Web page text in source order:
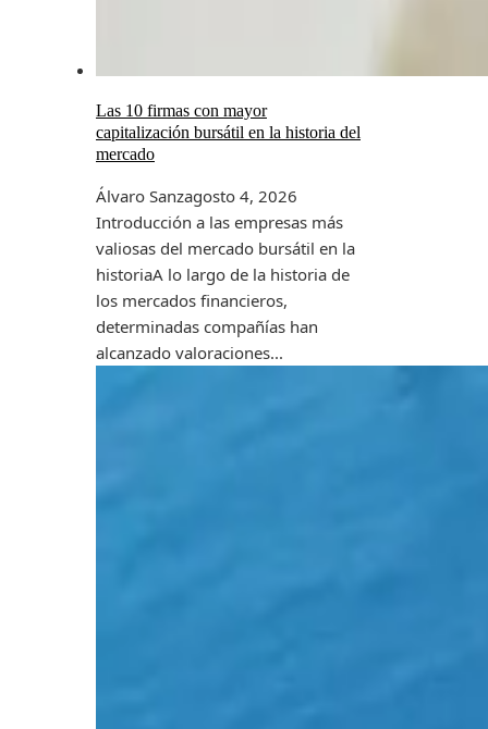
Las 10 firmas con mayor
capitalización bursátil en la historia del
mercado
Álvaro Sanzagosto 4, 2026
Introducción a las empresas más
valiosas del mercado bursátil en la
historiaA lo largo de la historia de
los mercados financieros,
determinadas compañías han
alcanzado valoraciones...